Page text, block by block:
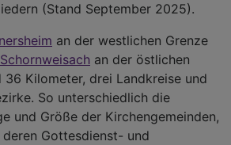
(Stand September 2025).
an der westlichen Grenze
Schornweisach an der östlichen
36 Kilometer, drei Landkreise und
So unterschiedlich die
und Größe der Kirchengemeinden,
Gottesdienst- und